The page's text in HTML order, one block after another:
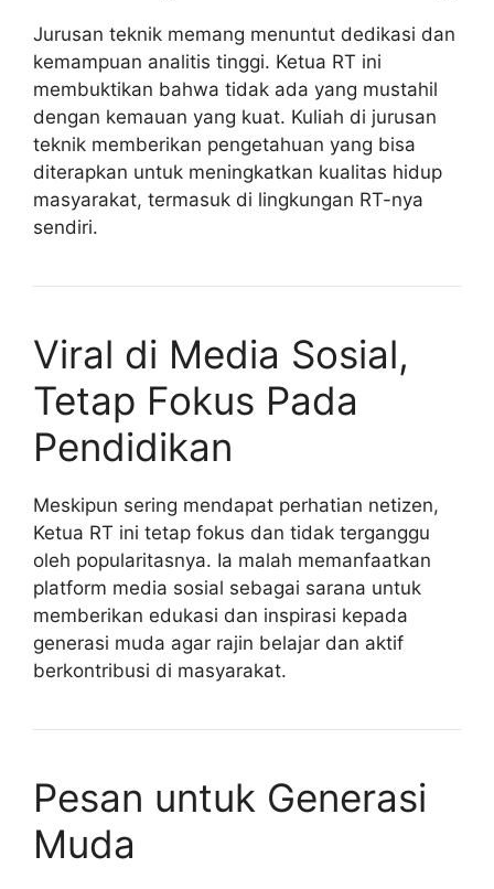
Jurusan teknik memang menuntut dedikasi dan
kemampuan analitis tinggi. Ketua RT ini
membuktikan bahwa tidak ada yang mustahil
dengan kemauan yang kuat. Kuliah di jurusan
teknik memberikan pengetahuan yang bisa
diterapkan untuk meningkatkan kualitas hidup
masyarakat, termasuk di lingkungan RT-nya
sendiri.
Viral di Media Sosial,
Tetap Fokus Pada
Pendidikan
Meskipun sering mendapat perhatian netizen,
Ketua RT ini tetap fokus dan tidak terganggu
oleh popularitasnya. Ia malah memanfaatkan
platform media sosial sebagai sarana untuk
memberikan edukasi dan inspirasi kepada
generasi muda agar rajin belajar dan aktif
berkontribusi di masyarakat.
Pesan untuk Generasi
Muda